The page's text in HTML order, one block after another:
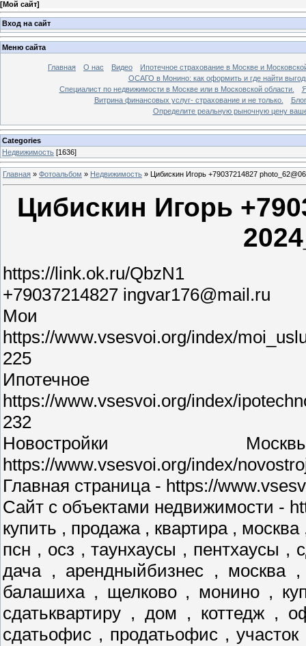
[Мой сайт]
Вход на сайт
Меню сайта
Главная О нас Видео
Ипотечное страхование в Москве и
ОСАГО в Монино: как оформить и где найти
Специалист по недвижимости в Москве или в Московской области.
Витрина финансовых услуг- страхование и не только.
Блог
Определите реальную рыночную цену
Categories
Недвижимость [1636]
Главная » Фотоальбом » Недвижимость » Цибискин Игорь +79037214827
Цибискин Игорь
https://link.ok.ru/QbzN1
+79037214827 ingvar176@mail.ru
Мои
https://www.vsesvoi.org/index/
225
Ипотечное
https://www.vsesvoi.org/index/
232
Новостройки
https://www.vsesvoi.org/index/
Главная страница - https://
Сайт с объектами недвижимости -
купить , продажа , квартира ,
псн , осз , таунхаусы , пентхаусы ,
дача , арендныйбизнес , москва
балашиха , щелково , монино ,
сдатьквартиру , дом , коттедж ,
сдатьофис , продатьофис ,